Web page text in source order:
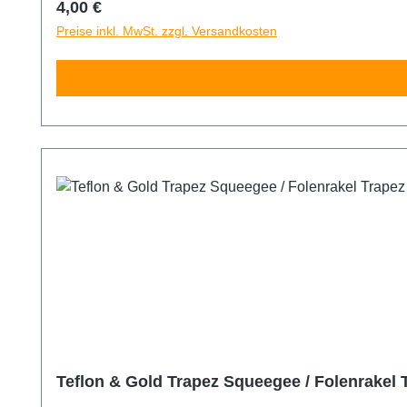
Regulärer Preis:
4,00 €
Preise inkl. MwSt. zzgl. Versandkosten
Teflon & Gold Trapez Squeegee / Folenrakel